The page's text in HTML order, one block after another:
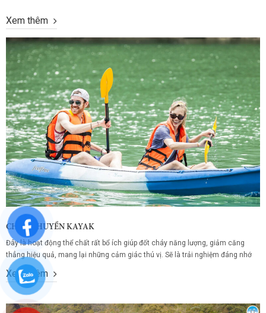
Xem thêm
CHÈO THUYỀN KAYAK
Đây là hoạt động thể chất rất bổ ích giúp đốt cháy năng lượng, giảm căng
thẳng hiệu quả, mang lại những cảm giác thú vị. Sẽ là trải nghiệm đáng nhớ
khi tung tăng mái chèo bồng bềnh trên sông nước và cảm nhận những giọt
nước trong xanh bắn mạnh lên mặt mát...
Xem thêm